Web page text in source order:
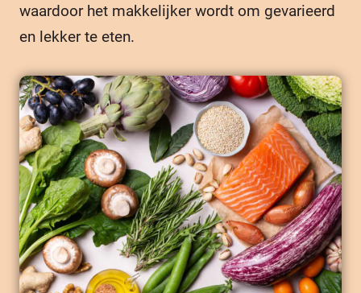
waardoor het makkelijker wordt om gevarieerd
en lekker te eten.